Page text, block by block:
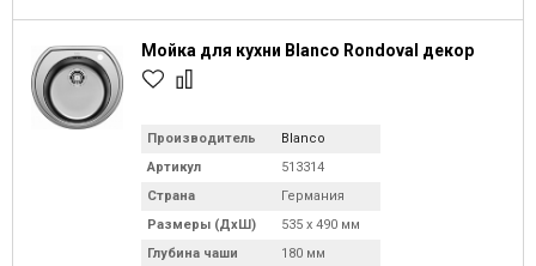
Мойка для кухни Blanco Rondoval декор
Производитель
Blanco
Артикул
513314
Страна
Германия
Размеры (ДхШ)
535 х 490 мм
Глубина чаши
180 мм